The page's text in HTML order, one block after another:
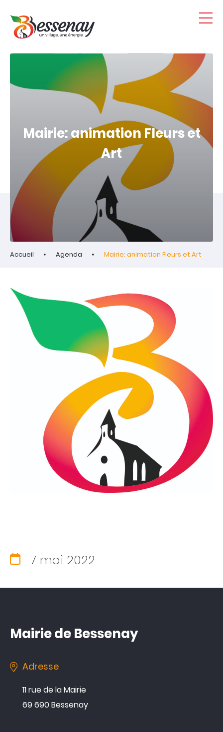
Mairie: animation Fleurs et
Art
Accueil Agenda Mairie: animation Fleurs et Art
7 mai 2022
Mairie de Bessenay
Adresse
11 rue de la Mairie
69 690 Bessenay
Vie associative& économique
Tourisme
04 74 70 80 07